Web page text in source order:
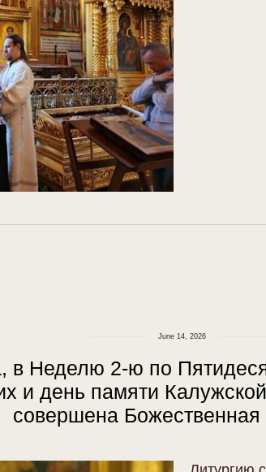
June 14, 2026
в Неделю 2-ю по
и день памяти
совершена Божественная